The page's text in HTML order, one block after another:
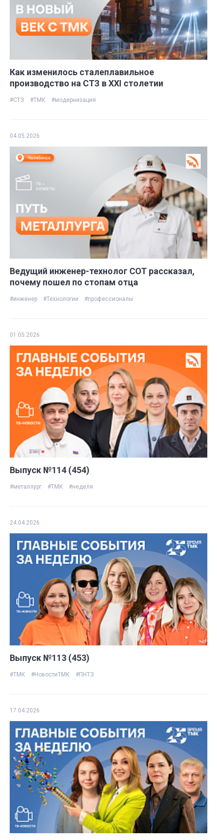
Как изменилось сталеплавильное
производство на СТЗ в ХХI столетии
#СТЗ #ТМК #модернизация
04.05.2026
Ведущий инженер-технолог СОТ рассказал,
почему пошел по стопам отца
#инженер #Технологии #профессионалы
01.05.2026
Выпуск №114 (454)
#металлург #ТМК #неделя
24.04.2026
Выпуск №113 (453)
#ТМК #НовостиТМК #ПНТЗ
17.04.2026